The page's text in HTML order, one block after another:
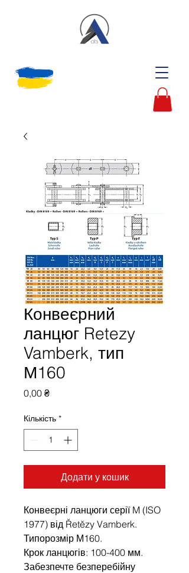
Конвеєрний
ланцюг Retezy
Vamberk, тип
М160
0,00 ₴Ціна
Кількість *
Додати у кошик
Конвеєрні ланцюги серії M (ISO
1977) від Řetězy Vamberk.
Типорозмір М160.
Крок ланцюгів: 100-400 мм.
Забезпечте безперебійну